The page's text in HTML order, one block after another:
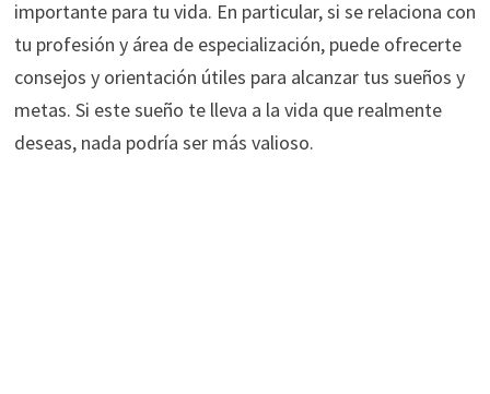
importante para tu vida. En particular, si se relaciona con
tu profesión y área de especialización, puede ofrecerte
consejos y orientación útiles para alcanzar tus sueños y
metas. Si este sueño te lleva a la vida que realmente
deseas, nada podría ser más valioso.